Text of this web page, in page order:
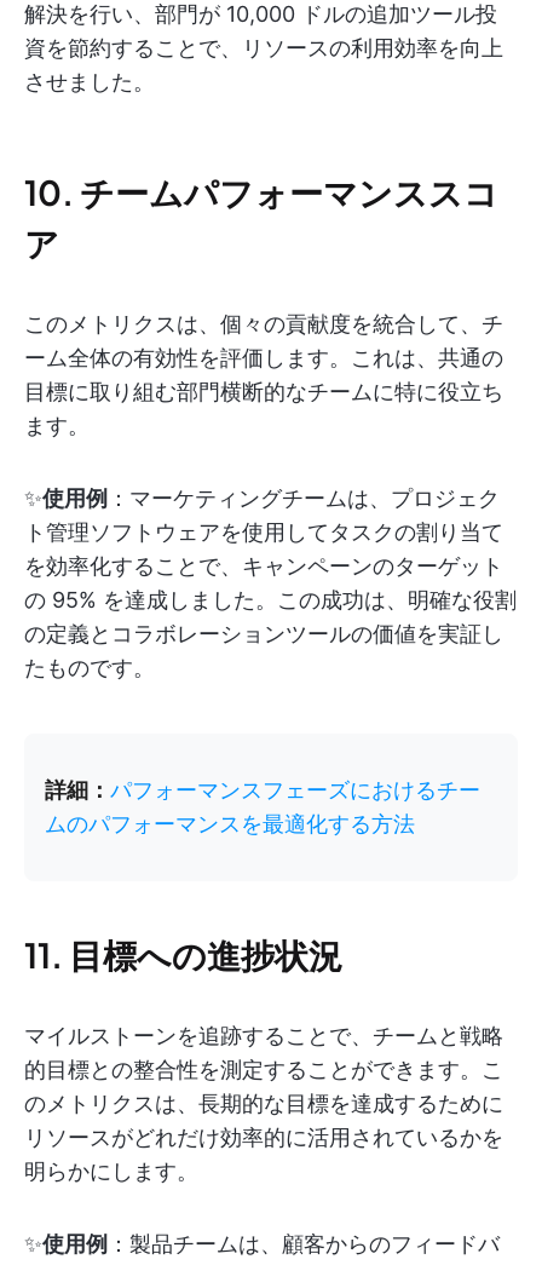
解決を行い、部門が 10,000 ドルの追加ツール投
資を節約することで、リソースの利用効率を向上
させました。
10. チームパフォーマンススコ
ア
このメトリクスは、個々の貢献度を統合して、チ
ーム全体の有効性を評価します。これは、共通の
目標に取り組む部門横断的なチームに特に役立ち
ます。
✨使用例 ：マーケティングチームは、プロジェク
ト管理ソフトウェアを使用してタスクの割り当て
を効率化することで、キャンペーンのターゲット
の 95% を達成しました。この成功は、明確な役割
の定義とコラボレーションツールの価値を実証し
たものです。
詳細： パフォーマンスフェーズにおけるチー
ムのパフォーマンスを最適化する方法
11. 目標への進捗状況
マイルストーンを追跡することで、チームと戦略
的目標との整合性を測定することができます。こ
のメトリクスは、長期的な目標を達成するために
リソースがどれだけ効率的に活用されているかを
明らかにします。
✨使用例 ：製品チームは、顧客からのフィードバ